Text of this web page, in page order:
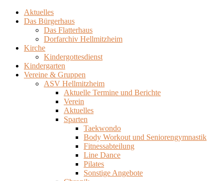
Hellmitzheim.de – fränkisches Dorf am Rande des
südlichen Steigerwaldes
Hellmitzheim.de
Skip
Aktuelles
Das Bürgerhaus
Das Flatterhaus
Dorfarchiv Hellmitzheim
Kirche
Kindergottesdienst
Kindergarten
Vereine & Gruppen
ASV Hellmitzheim
Aktuelle Termine und Berichte
Verein
Aktuelles
Sparten
Taekwondo
Body Workout und Seniorengymnastik
Fitnessabteilung
Line Dance
Pilates
Sonstige Angebote